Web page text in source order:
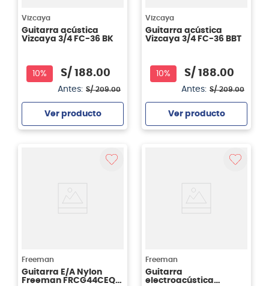
Vizcaya
Guitarra acústica
Vizcaya 3/4 FC-36 BK
10% S/ 188.00
Antes: S/ 209.00
Ver producto
Vizcaya
Guitarra acústica
Vizcaya 3/4 FC-36 BBT
10% S/ 188.00
Antes: S/ 209.00
Ver producto
Freeman
Guitarra E/A Nylon
Freeman FRCG44CEQ
Freeman
Guitarra
electroacústica